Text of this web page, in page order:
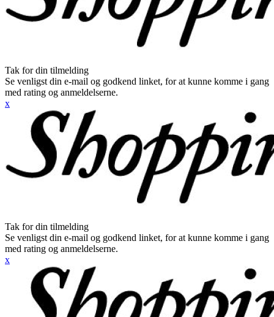
Tak for din tilmelding
Se venligst din e-mail og godkend linket, for at kunne komme i gang
med rating og anmeldelserne.
x
Tak for din tilmelding
Se venligst din e-mail og godkend linket, for at kunne komme i gang
med rating og anmeldelserne.
x